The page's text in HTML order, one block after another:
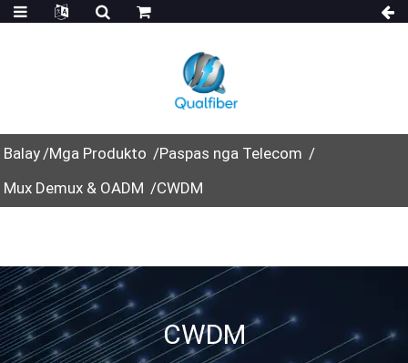
Balay Mga Produkto
Paspas nga Telecom
Mux Demux & OADM
CWDM
CWDM